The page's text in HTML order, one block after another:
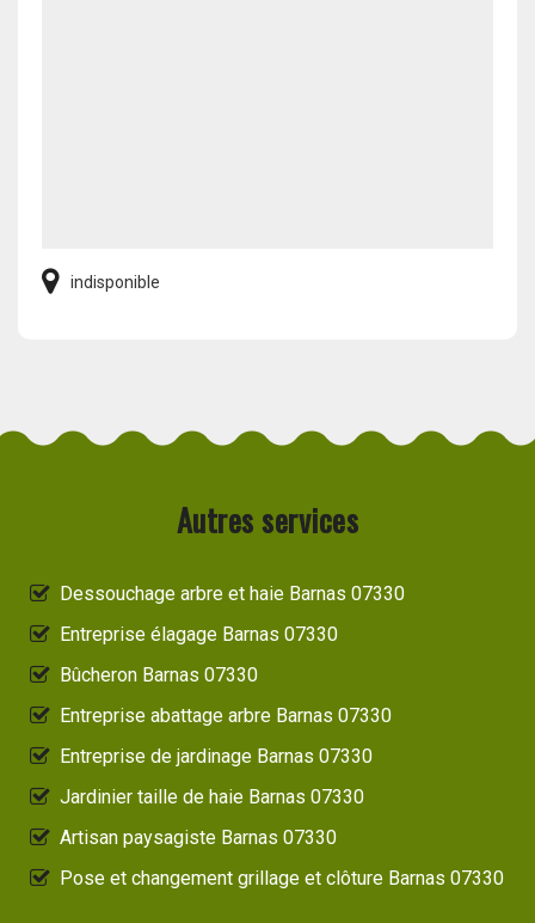
indisponible
Autres services
Dessouchage arbre et haie Barnas 07330
Entreprise élagage Barnas 07330
Bûcheron Barnas 07330
Entreprise abattage arbre Barnas 07330
Entreprise de jardinage Barnas 07330
Jardinier taille de haie Barnas 07330
Artisan paysagiste Barnas 07330
Pose et changement grillage et clôture Barnas 07330